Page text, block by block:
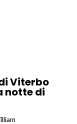
Viterbo
notte di